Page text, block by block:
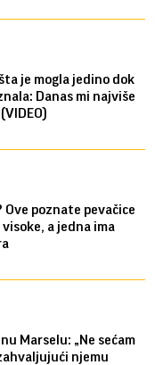
je mogla jedino dok
Danas mi najviše
Ove poznate pevačice
a jedna ima
Marselu: „Ne sećam
njemu